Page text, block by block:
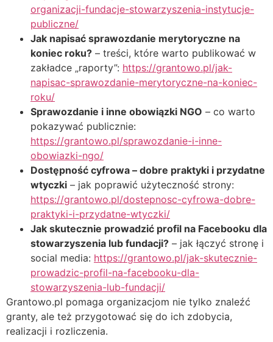
organizacji-fundacje-stowarzyszenia-instytucje-
publiczne/
Jak napisać sprawozdanie merytoryczne na
koniec roku? – treści, które warto publikować w
zakładce „raporty”: https://grantowo.pl/jak-
napisac-sprawozdanie-merytoryczne-na-koniec-
roku/
Sprawozdanie i inne obowiązki NGO – co warto
pokazywać publicznie:
https://grantowo.pl/sprawozdanie-i-inne-
obowiazki-ngo/
Dostępność cyfrowa – dobre praktyki i przydatne
wtyczki – jak poprawić użyteczność strony:
https://grantowo.pl/dostepnosc-cyfrowa-dobre-
praktyki-i-przydatne-wtyczki/
Jak skutecznie prowadzić profil na Facebooku dla
stowarzyszenia lub fundacji? – jak łączyć stronę i
social media: https://grantowo.pl/jak-skutecznie-
prowadzic-profil-na-facebooku-dla-
stowarzyszenia-lub-fundacji/
Grantowo.pl pomaga organizacjom nie tylko znaleźć
granty, ale też przygotować się do ich zdobycia,
realizacji i rozliczenia.